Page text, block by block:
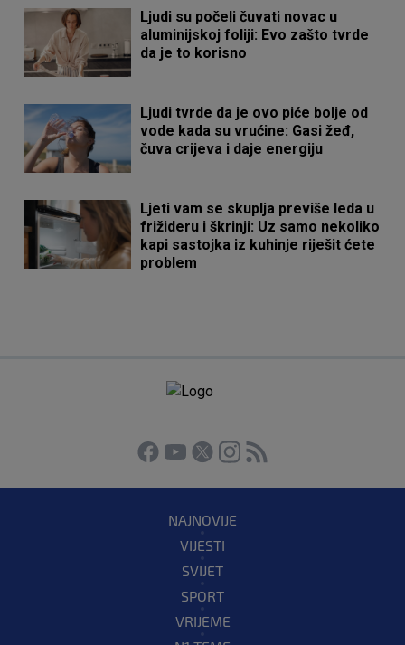
Ljudi su počeli čuvati novac u
aluminijskoj foliji: Evo zašto tvrde
da je to korisno
Ljudi tvrde da je ovo piće bolje od
vode kada su vrućine: Gasi žeđ,
čuva crijeva i daje energiju
Ljeti vam se skuplja previše leda u
frižideru i škrinji: Uz samo nekoliko
kapi sastojka iz kuhinje riješit ćete
problem
NAJNOVIJE
VIJESTI
SVIJET
SPORT
VRIJEME